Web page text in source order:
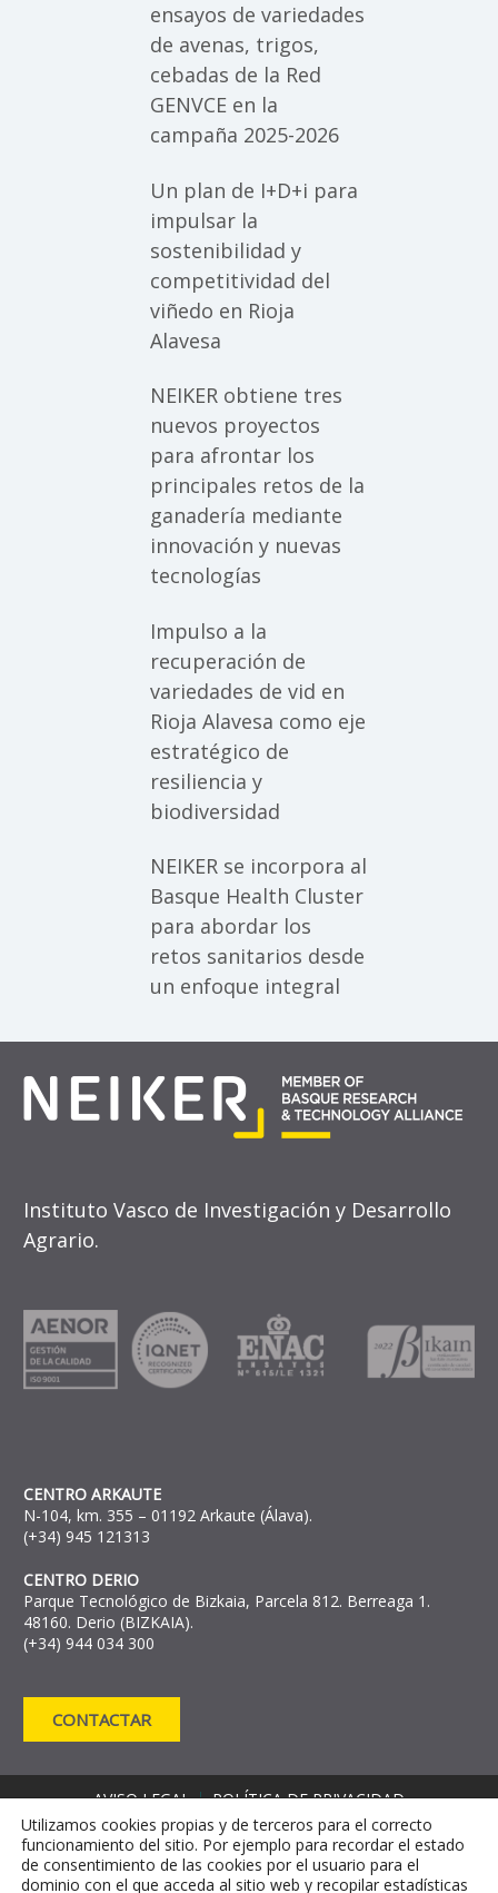
ensayos de variedades
de avenas, trigos,
cebadas de la Red
GENVCE en la
campaña 2025-2026
Un plan de I+D+i para
impulsar la
sostenibilidad y
competitividad del
viñedo en Rioja
Alavesa
NEIKER obtiene tres
nuevos proyectos
para afrontar los
principales retos de la
ganadería mediante
innovación y nuevas
tecnologías
Impulso a la
recuperación de
variedades de vid en
Rioja Alavesa como eje
estratégico de
resiliencia y
biodiversidad
NEIKER se incorpora al
Basque Health Cluster
para abordar los
retos sanitarios desde
un enfoque integral
Instituto Vasco de Investigación y Desarrollo
Agrario.
CENTRO ARKAUTE
N-104, km. 355 – 01192 Arkaute (Álava).
(+34) 945 121313
CENTRO DERIO
Parque Tecnológico de Bizkaia, Parcela 812. Berreaga 1.
48160. Derio (BIZKAIA).
(+34) 944 034 300
CONTACTAR
AVISO LEGAL
POLÍTICA DE PRIVACIDAD
POLÍTICA DE COOKIES
CANAL DE DENUNCIAS
CANAL DE INFORMACIÓN CONTRA EL
Utilizamos cookies propias y de terceros para el correcto
funcionamiento del sitio. Por ejemplo para recordar el estado
de consentimiento de las cookies por el usuario para el
dominio con el que acceda al sitio web y recopilar estadísticas